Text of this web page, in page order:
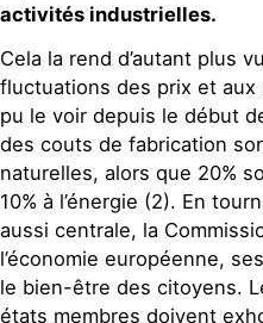
activités industrielles.
Cela la rend d’autant plus
fluctuations des prix et aux
pu le voir depuis le début
des couts de fabrication
naturelles, alors que 20%
10% à l’énergie (2). En
aussi centrale, la
l’économie européenne,
le bien-être des citoyens.
états membres doivent